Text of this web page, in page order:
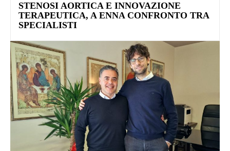
STENOSI AORTICA E INNOVAZIONE
TERAPEUTICA, A ENNA CONFRONTO TRA
SPECIALISTI